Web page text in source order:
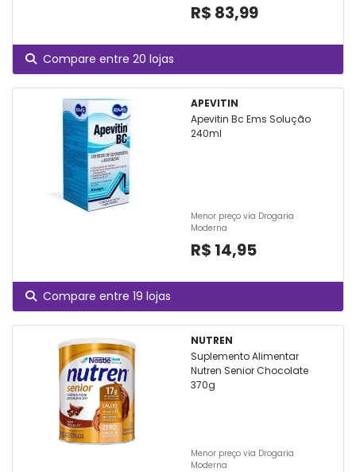
R$ 83,99
Compare entre 20 lojas
APEVITIN
Apevitin Bc Ems Solução
240ml
Menor preço via Drogaria
Moderna
R$ 14,95
Compare entre 19 lojas
NUTREN
Suplemento Alimentar
Nutren Senior Chocolate
370g
Menor preço via Drogaria
Moderna